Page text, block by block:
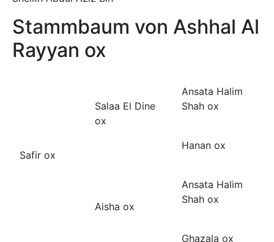
Stammbaum von Ashhal Al
Rayyan ox
Safir ox
Salaa El Dine
ox
Ansata Halim
Shah ox
Hanan ox
Aisha ox
Ansata Halim
Shah ox
Ghazala ox